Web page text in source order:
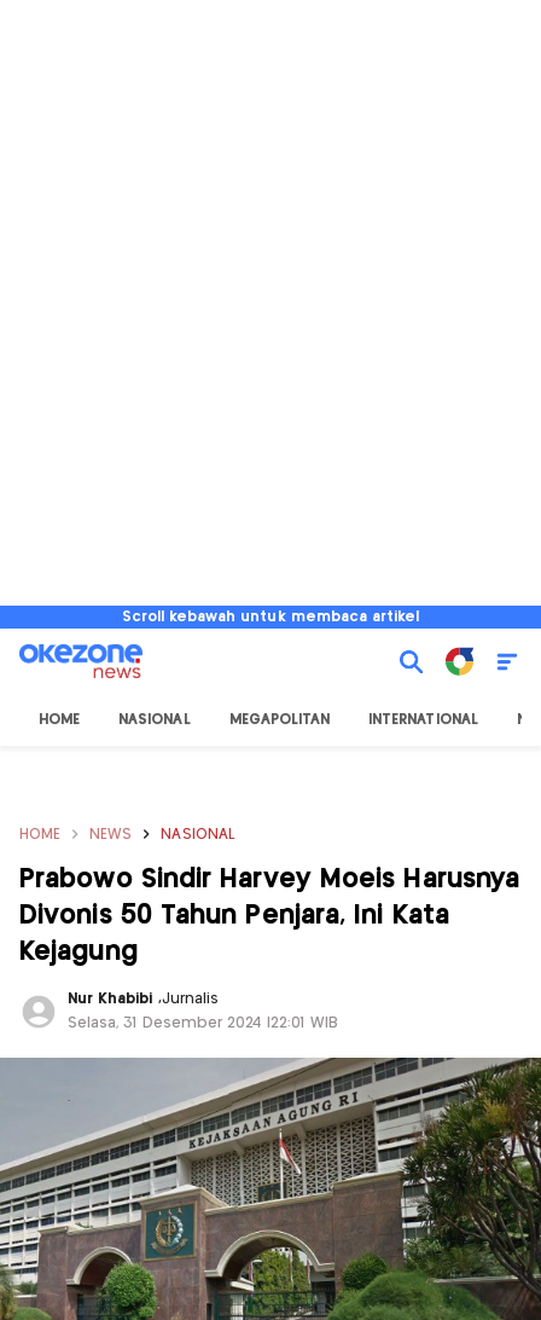
Scroll kebawah untuk membaca artikel
HOME NASIONAL MEGAPOLITAN INTERNATIONAL
HOME NEWS NASIONAL
Prabowo Sindir Harvey Moeis Harusnya
Divonis 50 Tahun Penjara, Ini Kata
Kejagung
Nur Khabibi ,Jurnalis
Selasa, 31 Desember 2024 |22:01 WIB